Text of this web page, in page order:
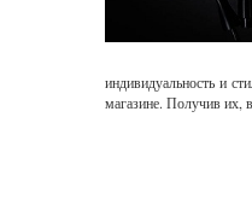
индивидуальность и
магазине. Получив их,